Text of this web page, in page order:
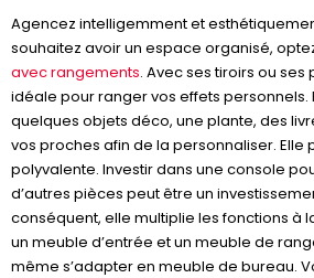
Agencez intelligemment et
souhaitez avoir un espace organisé,
avec rangements. Avec ses tiroirs ou
idéale pour ranger vos effets personnels.
quelques objets déco, une plante, des
vos proches afin de la personnaliser. Elle
polyvalente. Investir dans une console
d’autres pièces peut être un
conséquent, elle multiplie les fonctions à
un meuble d’entrée et un meuble de
même s’adapter en meuble de bureau.